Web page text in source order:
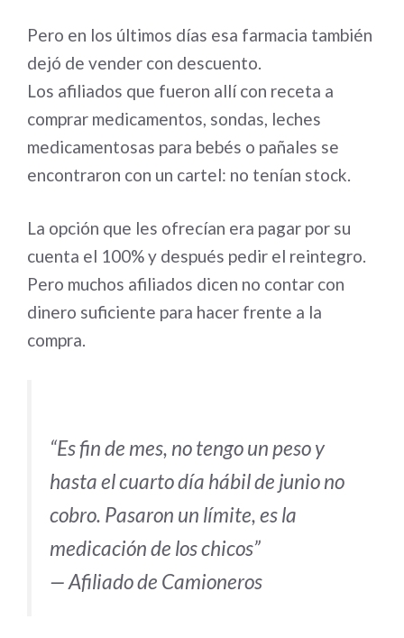
Pero en los últimos días esa farmacia también
dejó de vender con descuento.
Los afiliados que fueron allí con receta a
comprar medicamentos, sondas, leches
medicamentosas para bebés o pañales se
encontraron con un cartel: no tenían stock.
La opción que les ofrecían era pagar por su
cuenta el 100% y después pedir el reintegro.
Pero muchos afiliados dicen no contar con
dinero suficiente para hacer frente a la
compra.
“Es fin de mes, no tengo un peso y
hasta el cuarto día hábil de junio no
cobro. Pasaron un límite, es la
medicación de los chicos”
— Afiliado de Camioneros